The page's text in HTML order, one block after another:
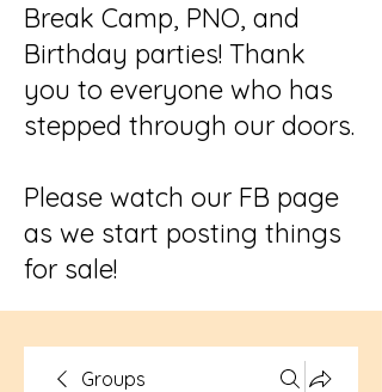
Break Camp, PNO, and
Birthday parties! Thank
you to everyone who has
stepped through our doors.
Please watch our FB page
as we start posting things
for sale!
Groups